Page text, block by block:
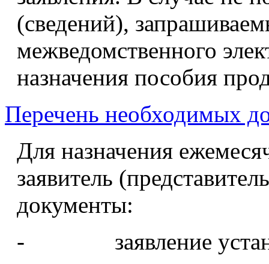
(сведений),
межведомственного
назначения пособия
Перечень необходимых
Для назначения
заявитель
документы:
- заявление